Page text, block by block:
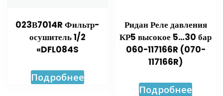
023В7014R Фильтр-
осушитель 1/2
«DFL084S
Подробнее
Ридан Реле давления
КР5 высокое 5…30 бар
060-117166R (070-
117166R)
Подробнее